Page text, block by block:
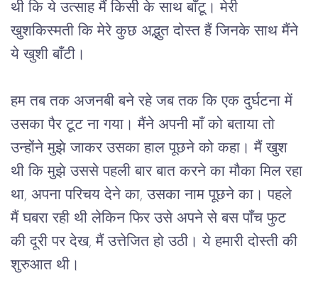
थी कि ये उत्साह मैं किसी के साथ बाँटू। मेरी
खुशकिस्मती कि मेरे कुछ अद्भुत दोस्त हैं जिनके साथ मैंने
ये खुशी बाँटी।
हम तब तक अजनबी बने रहे जब तक कि एक दुर्घटना में
उसका पैर टूट ना गया। मैंने अपनी माँ को बताया तो
उन्होंने मुझे जाकर उसका हाल पूछने को कहा। मैं खुश
थी कि मुझे उससे पहली बार बात करने का मौका मिल रहा
था, अपना परिचय देने का, उसका नाम पूछने का। पहले
मैं घबरा रही थी लेकिन फिर उसे अपने से बस पाँच फुट
की दूरी पर देख, मैं उत्तेजित हो उठी। ये हमारी दोस्ती की
शुरुआत थी।